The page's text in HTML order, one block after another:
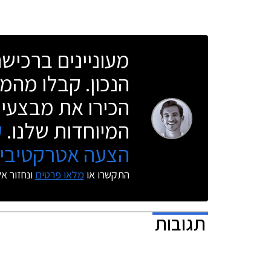
תאורת
בריפוד
מאחורי
מעוניינים
הנכון. קבלו
הכירו את
המיוחדות שלנו.
הצעה
התקשרו או מלאו פרטים ונחזור
תגובות